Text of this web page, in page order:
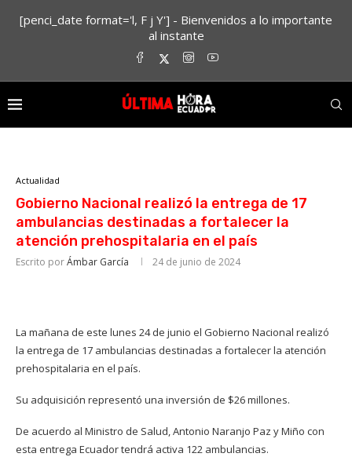
[penci_date format='l, F j Y'] - Bienvenidos a lo importante
al instante
Actualidad
Gobierno Nacional realizó la entrega de 17
ambulancias destinadas a fortalecer la
atención prehospitalaria en el país
Escrito porÁmbar García 24 de junio de 2024
La mañana de este lunes 24 de junio el Gobierno Nacional realizó
la entrega de 17 ambulancias destinadas a fortalecer la atención
prehospitalaria en el país.
Su adquisición representó una inversión de $26 millones.
De acuerdo al Ministro de Salud, Antonio Naranjo Paz y Miño con
esta entrega Ecuador tendrá activa 122 ambulancias.